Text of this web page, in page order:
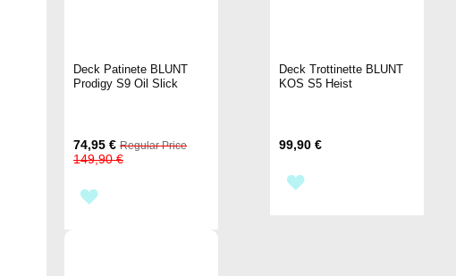
Deck Patinete BLUNT
Prodigy S9 Oil Slick
Special
Price
74,95 € Regular Price
149,90 €
Deck Trottinette BLUNT
KOS S5 Heist
99,90 €